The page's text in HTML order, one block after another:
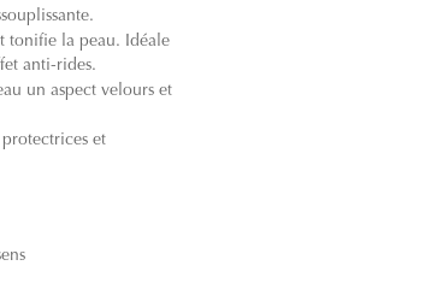
tonifie la peau. Idéale
anti-rides.
un aspect velours et
et